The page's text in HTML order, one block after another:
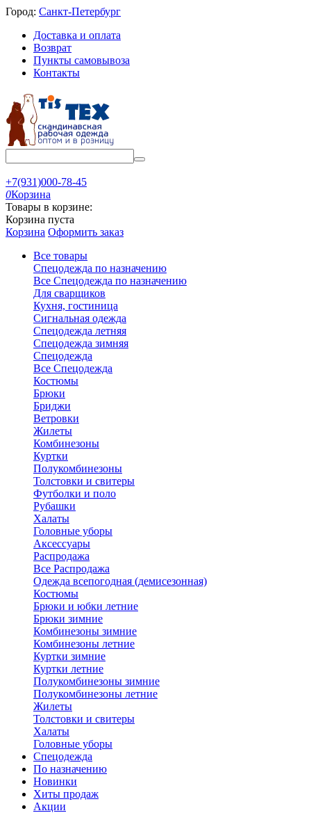
Город: Санкт-Петербург
Доставка и оплата
Возврат
Пункты самовывоза
Контакты
+7(931)000-78-45
0Корзина
Товары в корзине:
Корзина пуста
Корзина Оформить заказ
Все товары
Спецодежда по назначению
Все Спецодежда по назначению
Для сварщиков
Кухня, гостиница
Сигнальная одежда
Спецодежда летняя
Спецодежда зимняя
Спецодежда
Все Спецодежда
Костюмы
Брюки
Бриджи
Ветровки
Жилеты
Комбинезоны
Куртки
Полукомбинезоны
Толстовки и свитеры
Футболки и поло
Рубашки
Халаты
Головные уборы
Аксессуары
Распродажа
Все Распродажа
Одежда всепогодная (демисезонная)
Костюмы
Брюки и юбки летние
Брюки зимние
Комбинезоны зимние
Комбинезоны летние
Куртки зимние
Куртки летние
Полукомбинезоны зимние
Полукомбинезоны летние
Жилеты
Толстовки и свитеры
Халаты
Головные уборы
Спецодежда
По назначению
Новинки
Хиты продаж
Акции